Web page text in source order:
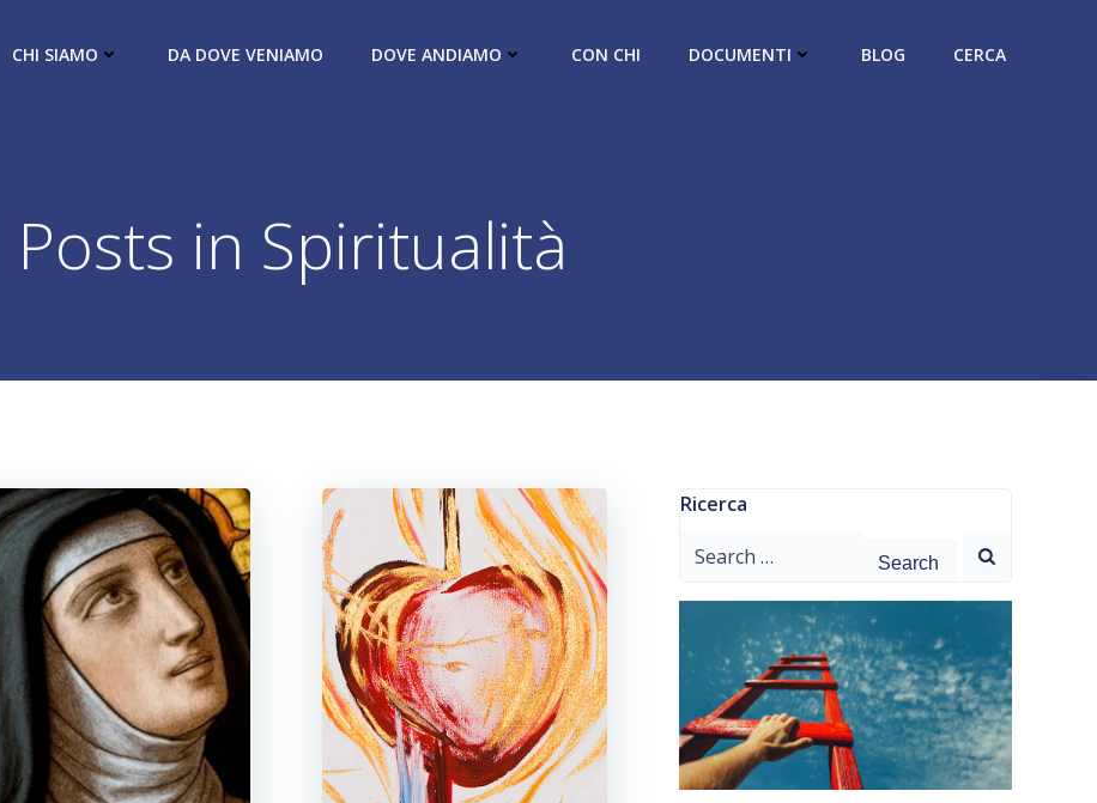
CHI SIAMO DA DOVE VENIAMO DOVE ANDIAMO CON CHI DOCUMENTI BLOG CERCA
Posts in Spiritualità
Ricerca
Search